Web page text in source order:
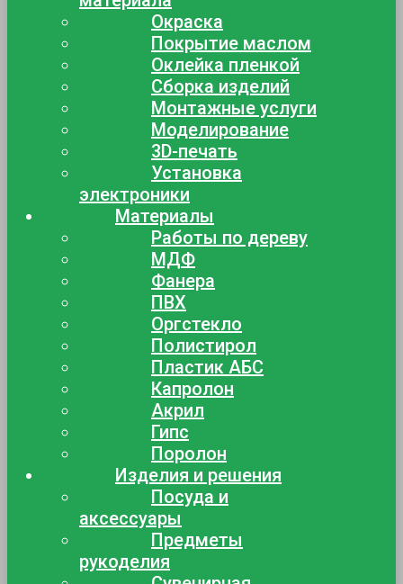
Окраска
Покрытие маслом
Оклейка пленкой
Сборка изделий
Монтажные услуги
Моделирование
3D-печать
Установка
электроники
Материалы
Работы по дереву
МДФ
Фанера
ПВХ
Оргстекло
Полистирол
Пластик АБС
Капролон
Акрил
Гипс
Поролон
Изделия и решения
Посуда и
аксессуары
Предметы
рукоделия